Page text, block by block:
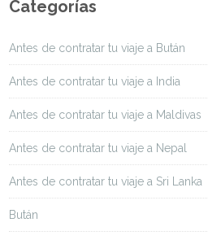
Categorías
Antes de contratar tu viaje a Bután
Antes de contratar tu viaje a India
Antes de contratar tu viaje a Maldivas
Antes de contratar tu viaje a Nepal
Antes de contratar tu viaje a Sri Lanka
Bután